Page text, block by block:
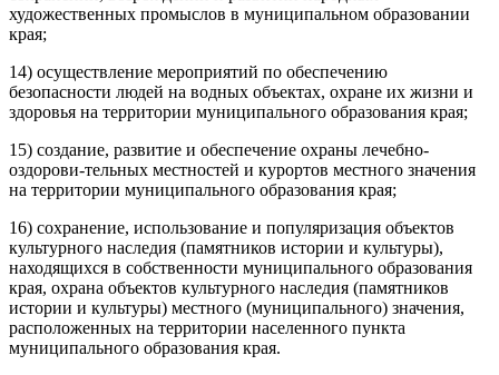
художественных промыслов в муниципальном образовании
края;
14) осуществление мероприятий по обеспечению
безопасности людей на водных объектах, охране их жизни и
здоровья на территории муниципального образования края;
15) создание, развитие и обеспечение охраны лечебно-
оздорови-тельных местностей и курортов местного значения
на территории муниципального образования края;
16) сохранение, использование и популяризация объектов
культурного наследия (памятников истории и культуры),
находящихся в собственности муниципального образования
края, охрана объектов культурного наследия (памятников
истории и культуры) местного (муниципального) значения,
расположенных на территории населенного пункта
муниципального образования края.